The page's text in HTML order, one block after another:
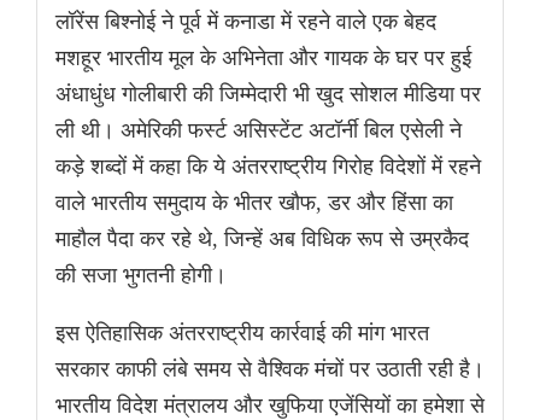
लॉरेंस बिश्नोई ने पूर्व में कनाडा में रहने वाले एक बेहद
मशहूर भारतीय मूल के अभिनेता और गायक के घर पर हुई
अंधाधुंध गोलीबारी की जिम्मेदारी भी खुद सोशल मीडिया पर
ली थी। अमेरिकी फर्स्ट असिस्टेंट अटॉर्नी बिल एसेली ने
कड़े शब्दों में कहा कि ये अंतरराष्ट्रीय गिरोह विदेशों में रहने
वाले भारतीय समुदाय के भीतर खौफ, डर और हिंसा का
माहौल पैदा कर रहे थे, जिन्हें अब विधिक रूप से उम्रकैद
की सजा भुगतनी होगी।
इस ऐतिहासिक अंतरराष्ट्रीय कार्रवाई की मांग भारत
सरकार काफी लंबे समय से वैश्विक मंचों पर उठाती रही है।
भारतीय विदेश मंत्रालय और खुफिया एजेंसियों का हमेशा से